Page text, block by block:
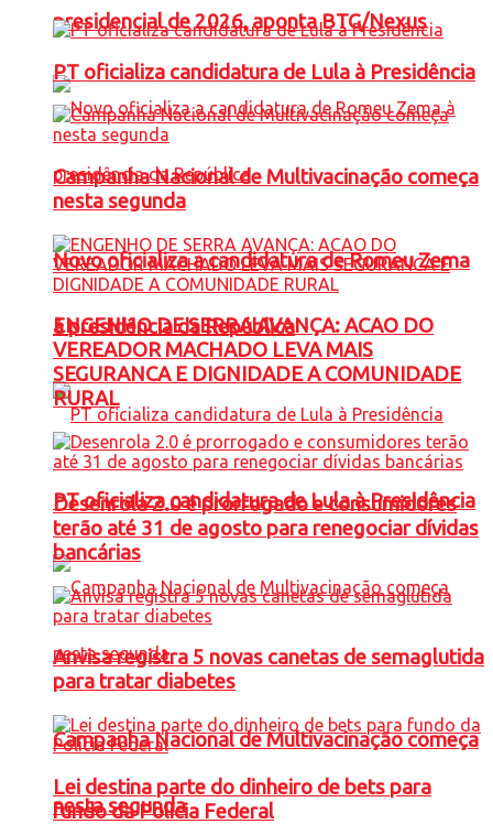
presidencial de 2026, aponta BTG/Nexus
Novo oficializa a candidatura de Romeu Zema
à presidência da República
PT oficializa candidatura de Lula à Presidência
Campanha Nacional de Multivacinação começa
nesta segunda
PT oficializa candidatura de Lula à Presidência
Campanha Nacional de Multivacinação começa
nesta segunda
ENGENHO DE SERRA AVANÇA: ACAO DO
VEREADOR MACHADO LEVA MAIS
SEGURANCA E DIGNIDADE A COMUNIDADE
RURAL
Desenrola 2.0 é prorrogado e consumidores
terão até 31 de agosto para renegociar dívidas
bancárias
Anvisa registra 5 novas canetas de semaglutida
para tratar diabetes
Lei destina parte do dinheiro de bets para
fundo da Polícia Federal